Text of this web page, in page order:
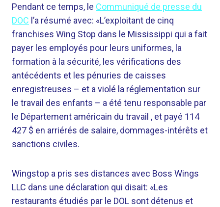
Pendant ce temps, le Communiqué de presse du
DOC l’a résumé avec: «L’exploitant de cinq
franchises Wing Stop dans le Mississippi qui a fait
payer les employés pour leurs uniformes, la
formation à la sécurité, les vérifications des
antécédents et les pénuries de caisses
enregistreuses – et a violé la réglementation sur
le travail des enfants – a été tenu responsable par
le Département américain du travail , et payé 114
427 $ en arriérés de salaire, dommages-intérêts et
sanctions civiles.
Wingstop a pris ses distances avec Boss Wings
LLC dans une déclaration qui disait: «Les
restaurants étudiés par le DOL sont détenus et